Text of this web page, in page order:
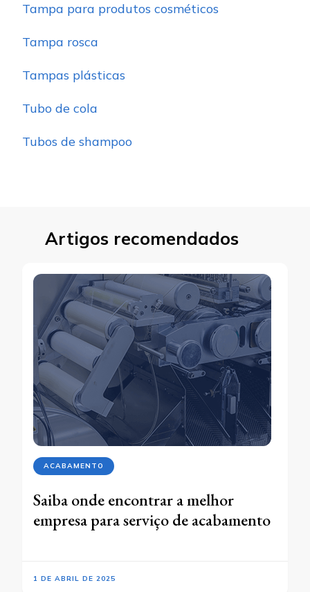
Tampa para produtos cosméticos
Tampa rosca
Tampas plásticas
Tubo de cola
Tubos de shampoo
Artigos recomendados
ACABAMENTO
Saiba onde encontrar a melhor
empresa para serviço de acabamento
1 DE ABRIL DE 2025